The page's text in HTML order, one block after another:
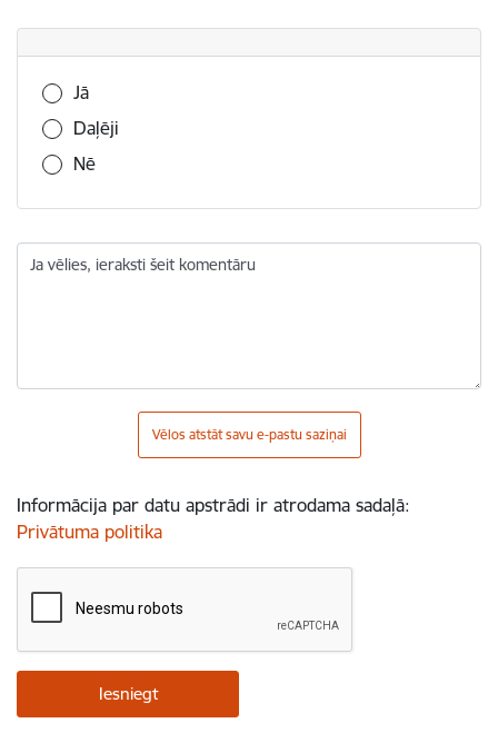
Vai šī informācija bija noderīga?
Jā
Daļēji
Nē
Ja vēlies, ieraksti šeit komentāru
Vēlos atstāt savu e-pastu saziņai
Informācija par datu apstrādi ir atrodama sadaļā:
Privātuma politika